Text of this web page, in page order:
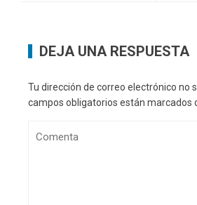
DEJA UNA RESPUESTA
Tu dirección de correo electrónico no
campos obligatorios están marcados